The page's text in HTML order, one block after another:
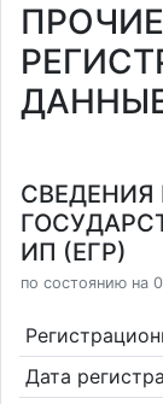
ПРОЧИЕ
СВЕДЕНИЯ
ИП (ЕГР)
по состоянию на
Дата